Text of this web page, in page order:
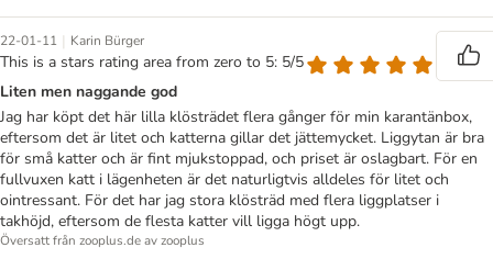
22-01-11 | Karin Bürger
This is a stars rating area from zero to 5: 5/5
Liten men naggande god
Jag har köpt det här lilla klösträdet flera gånger för min karantänbox,
eftersom det är litet och katterna gillar det jättemycket. Liggytan är bra
för små katter och är fint mjukstoppad, och priset är oslagbart. För en
fullvuxen katt i lägenheten är det naturligtvis alldeles för litet och
ointressant. För det har jag stora klösträd med flera liggplatser i
takhöjd, eftersom de flesta katter vill ligga högt upp.
Översatt från zooplus.de av zooplus